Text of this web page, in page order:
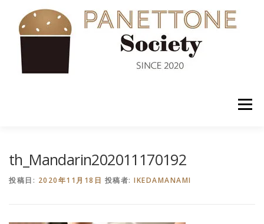
メニュー
th_Mandarin202011170192
投稿日: 2020年11月18日 投稿者: IKEDAMANAMI